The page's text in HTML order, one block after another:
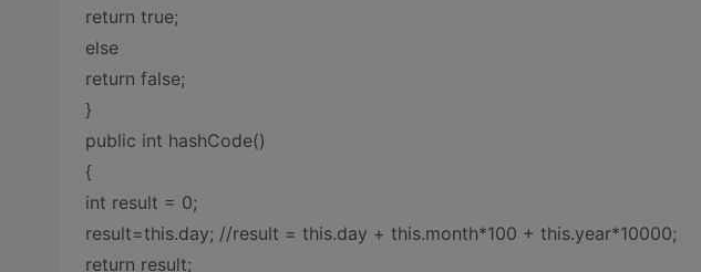
return true;
else
return false;
}
public int hashCode()
{
int result = 0;
result=this.day; //result = this.day + this.month*100 + this.year*10000;
return result;